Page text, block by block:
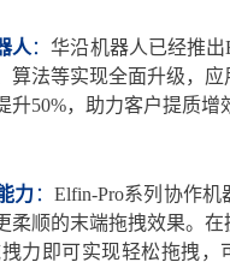
人 ：华沿机器人已经推
算法等实现全面升级，应
升50%，助力客户提质增
力 ： Elfin-Pro系列协作
柔顺的末端拖拽效果。在
力即可实现轻松拖拽，